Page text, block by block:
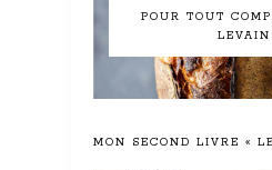
POUR TOUT
LEVAIN
MON SECOND LIVRE «